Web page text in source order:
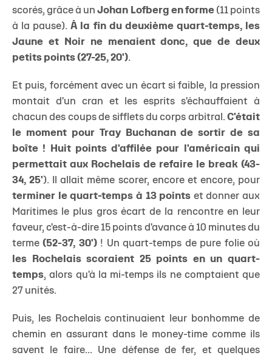
scorés, grâce à unJohan Lofberg en forme(11 points
à la pause). À la fin du deuxième quart-temps, les
Jaune et Noir ne menaient donc, que de deux
petits points (27-25, 20').
Et puis, forcément avec un écart si faible, la pression
montait d'un cran et les esprits s'échauffaient à
chacun des coups de sifflets du corps arbitral. C'était
le moment pour Tray Buchanan de sortir de sa
boîte !
Huit points d'affilée pour l'américain qui
permettait aux Rochelais de refaire le break (43-
34, 25'). Il allait même scorer, encore et encore, pour
terminer le quart-temps à 13 points et donner aux
Maritimes le plus gros écart de la rencontre en leur
faveur, c'est-à-dire 15 points d'avance à 10 minutes du
terme(52-37, 30')! Un quart-temps de pure folie où
les Rochelais scoraient 25 points en un quart-
temps, alors qu'à la mi-temps ils ne comptaient que
27 unités.
Puis, les Rochelais continuaient leur bonhomme de
chemin en assurant dans le money-time comme ils
savent le faire... Une défense de fer, et quelques